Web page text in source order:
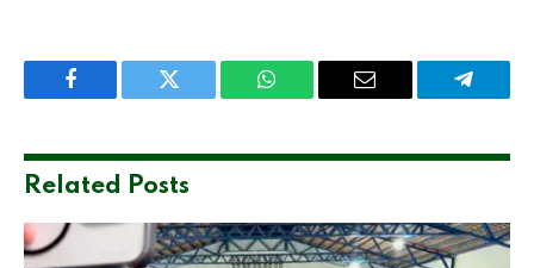
Facebook Twitter WhatsApp Email
Related Posts